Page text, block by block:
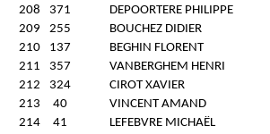
208
371
DEPOORTERE PHILIPPE
209
255
BOUCHEZ DIDIER
210
137
BEGHIN FLORENT
211
357
VANBERGHEM HENRI
212
324
CIROT XAVIER
213
40
VINCENT AMAND
214
41
LEFEBVRE MICHAËL